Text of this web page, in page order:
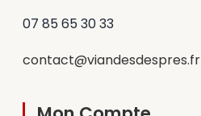
07 85 65 30 33
contact@viandesdespres.fr